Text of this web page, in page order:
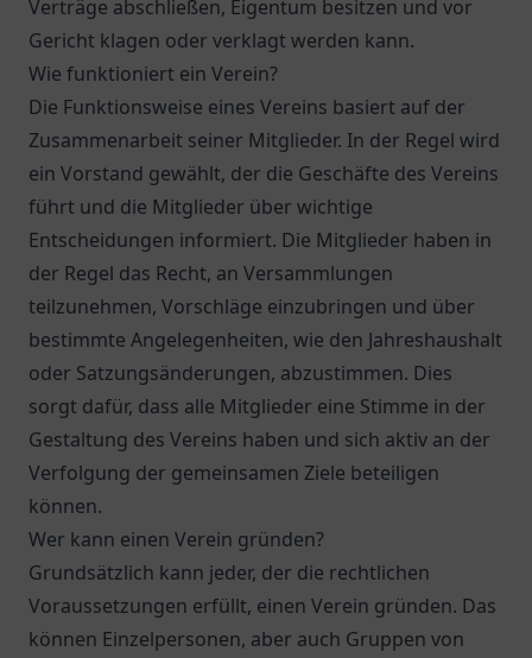
Verträge abschließen, Eigentum besitzen und vor
Gericht klagen oder verklagt werden kann.
Wie funktioniert ein Verein?
Die Funktionsweise eines Vereins basiert auf der
Zusammenarbeit seiner Mitglieder. In der Regel wird
ein Vorstand gewählt, der die Geschäfte des Vereins
führt und die Mitglieder über wichtige
Entscheidungen informiert. Die Mitglieder haben in
der Regel das Recht, an Versammlungen
teilzunehmen, Vorschläge einzubringen und über
bestimmte Angelegenheiten, wie den Jahreshaushalt
oder Satzungsänderungen, abzustimmen. Dies
sorgt dafür, dass alle Mitglieder eine Stimme in der
Gestaltung des Vereins haben und sich aktiv an der
Verfolgung der gemeinsamen Ziele beteiligen
können.
Wer kann einen Verein gründen?
Grundsätzlich kann jeder, der die rechtlichen
Voraussetzungen erfüllt, einen Verein gründen. Das
können Einzelpersonen, aber auch Gruppen von